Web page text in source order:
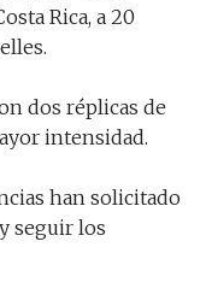
Rica, a 20
dos réplicas de
intensidad.
han solicitado
seguir los